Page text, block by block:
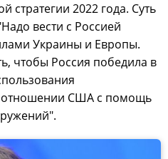
стратегии 2022 года. Суть
вести с Россией
Украины и Европы.
чтобы Россия победила в
отношении США с помощь